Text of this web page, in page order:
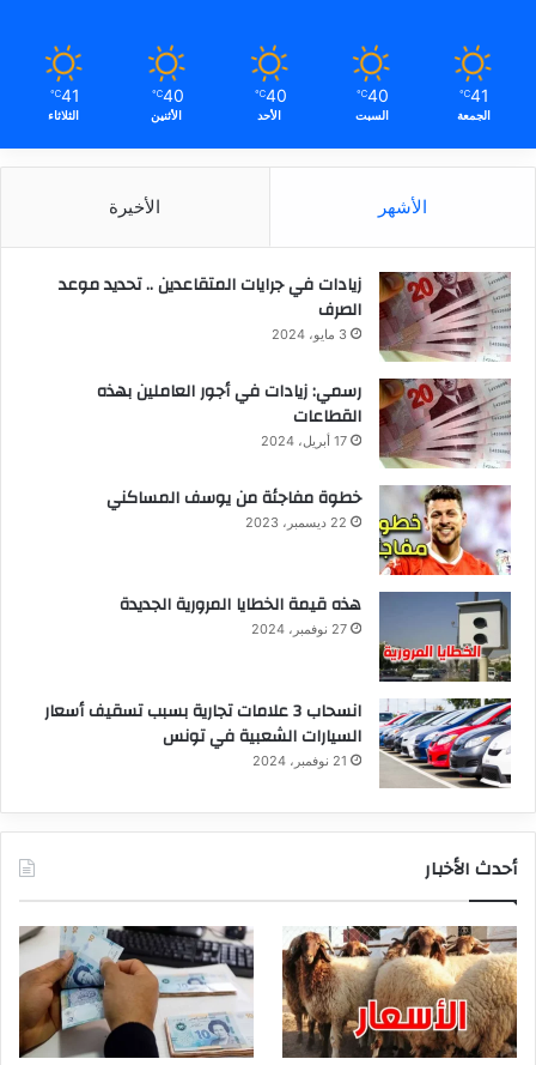
41
℃
الجمعة
40
℃
السبت
40
℃
الأحد
40
℃
الأثنين
41
℃
الثلاثاء
الأشهر الأخيرة
زيادات في جرايات المتقاعدين .. تحديد موعد
الصرف
3 مايو، 2024
رسمي: زيادات في أجور العاملين بهذه
القطاعات
17 أبريل، 2024
خطوة مفاجئة من يوسف المساكني
22 ديسمبر، 2023
هذه قيمة الخطايا المرورية الجديدة
27 نوفمبر، 2024
انسحاب 3 علامات تجارية بسبب تسقيف أسعار
السيارات الشعبية في تونس
21 نوفمبر، 2024
أحدث الأخبار